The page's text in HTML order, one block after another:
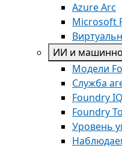
Azure Arc​
Microsoft
ИИ и
Модели
Служба
Foundry IQ
Foundry
Уровень